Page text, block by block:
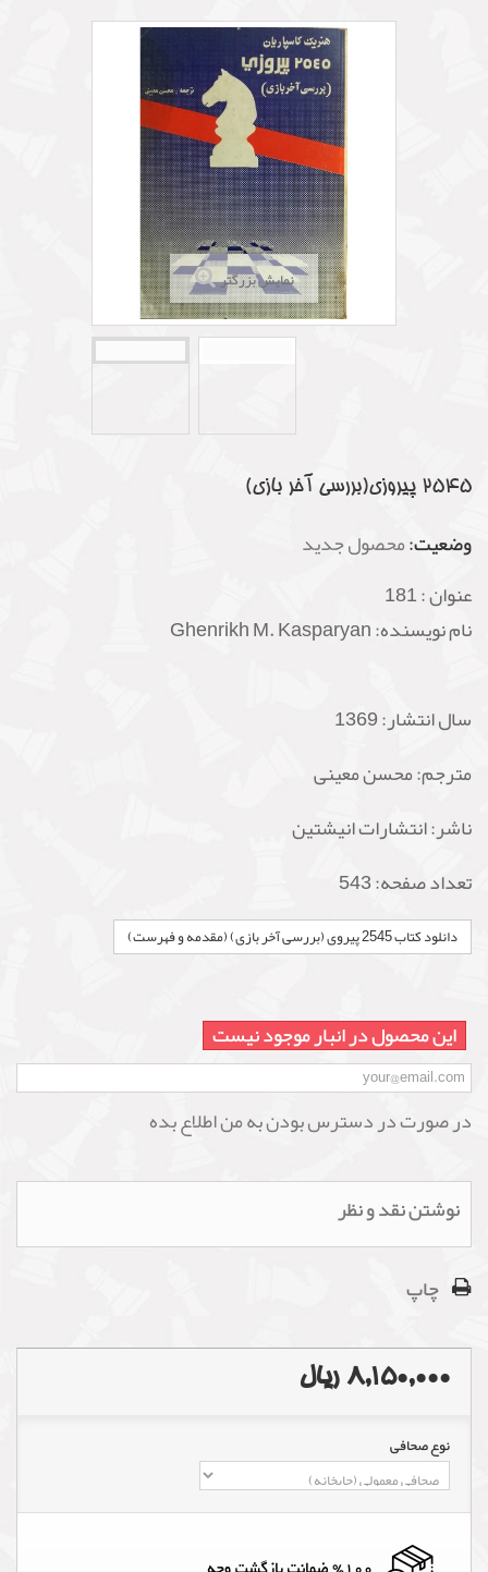
نمایش بزرگتر
2545 پیروزی(بررسی آخر بازی)
وضعیت:محصول جدید
عنوان :181
نام نویسنده: Ghenrikh M. Kasparyan
سال انتشار: 1369
مترجم: محسن معینی
ناشر: انتشارات انیشتین
تعداد صفحه: 543
دانلود کتاب 2545 پیروی (بررسی آخر بازی) (مقدمه و فهرست)
این محصول در انبار موجود نیست
در صورت در دسترس بودن به من اطلاع بده
نوشتن نقد و نظر
چاپ
8,150,000 ریال
نوع صحافی